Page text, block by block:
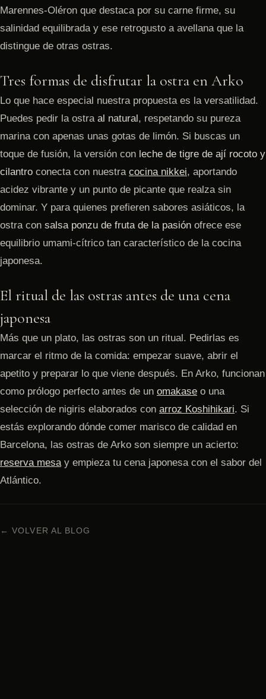
Marennes-Oléron que destaca por su carne firme, su
salinidad equilibrada y ese retrogusto a avellana que la
distingue de otras ostras.
Tres formas de disfrutar la ostra en Arko
Lo que hace especial nuestra propuesta es la versatilidad.
Puedes pedir la ostra al natural, respetando su pureza
marina con apenas unas gotas de limón. Si buscas un
toque de fusión, la versión con leche de tigre de ají rocoto y
cilantro conecta con nuestra cocina nikkei, aportando
acidez vibrante y un punto de picante que realza sin
dominar. Y para quienes prefieren sabores asiáticos, la
ostra con salsa ponzu de fruta de la pasión ofrece ese
equilibrio umami-cítrico tan característico de la cocina
japonesa.
El ritual de las ostras antes de una cena
japonesa
Más que un plato, las ostras son un ritual. Pedirlas es
marcar el ritmo de la comida: empezar suave, abrir el
apetito y preparar lo que viene después. En Arko, funcionan
como prólogo perfecto antes de un omakase o una
selección de nigiris elaborados con arroz Koshihikari. Si
estás explorando dónde comer marisco de calidad en
Barcelona, las ostras de Arko son siempre un acierto:
reserva mesa y empieza tu cena japonesa con el sabor del
Atlántico.
← VOLVER AL BLOG